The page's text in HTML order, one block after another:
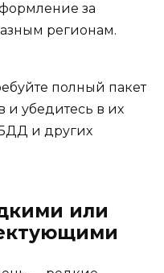
за
регионам.
полный пакет
и убедитесь в их
и других
или